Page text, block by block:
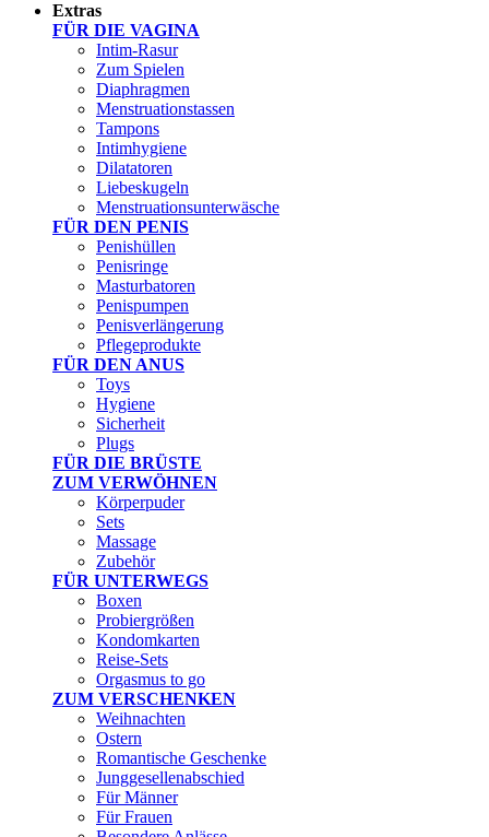
Extras
FÜR DIE VAGINA
Intim-Rasur
Zum Spielen
Diaphragmen
Menstruationstassen
Tampons
Intimhygiene
Dilatatoren
Liebeskugeln
Menstruationsunterwäsche
FÜR DEN PENIS
Penishüllen
Penisringe
Masturbatoren
Penispumpen
Penisverlängerung
Pflegeprodukte
FÜR DEN ANUS
Toys
Hygiene
Sicherheit
Plugs
FÜR DIE BRÜSTE
ZUM VERWÖHNEN
Körperpuder
Sets
Massage
Zubehör
FÜR UNTERWEGS
Boxen
Probiergrößen
Kondomkarten
Reise-Sets
Orgasmus to go
ZUM VERSCHENKEN
Weihnachten
Ostern
Romantische Geschenke
Junggesellenabschied
Für Männer
Für Frauen